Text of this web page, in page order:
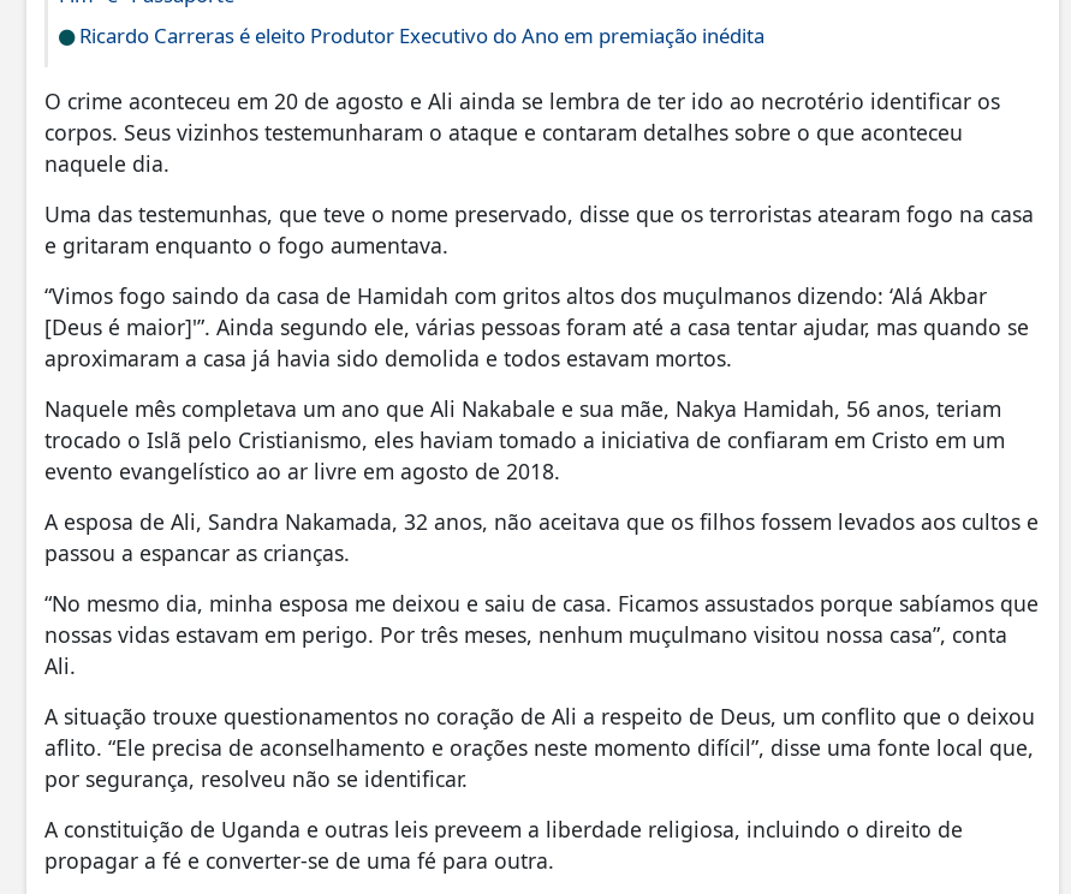
Ricardo Carreras é eleito Produtor Executivo do Ano em premiação inédita
O crime aconteceu em 20 de agosto e Ali ainda se lembra de ter ido ao necrotério identificar os
corpos. Seus vizinhos testemunharam o ataque e contaram detalhes sobre o que aconteceu
naquele dia.
Uma das testemunhas, que teve o nome preservado, disse que os terroristas atearam fogo na casa
e gritaram enquanto o fogo aumentava.
“Vimos fogo saindo da casa de Hamidah com gritos altos dos muçulmanos dizendo: ‘Alá Akbar
[Deus é maior]'”. Ainda segundo ele, várias pessoas foram até a casa tentar ajudar, mas quando se
aproximaram a casa já havia sido demolida e todos estavam mortos.
Naquele mês completava um ano que Ali Nakabale e sua mãe, Nakya Hamidah, 56 anos, teriam
trocado o Islã pelo Cristianismo, eles haviam tomado a iniciativa de confiaram em Cristo em um
evento evangelístico ao ar livre em agosto de 2018.
A esposa de Ali, Sandra Nakamada, 32 anos, não aceitava que os filhos fossem levados aos cultos e
passou a espancar as crianças.
“No mesmo dia, minha esposa me deixou e saiu de casa. Ficamos assustados porque sabíamos que
nossas vidas estavam em perigo. Por três meses, nenhum muçulmano visitou nossa casa”, conta
Ali.
A situação trouxe questionamentos no coração de Ali a respeito de Deus, um conflito que o deixou
aflito. “Ele precisa de aconselhamento e orações neste momento difícil”, disse uma fonte local que,
por segurança, resolveu não se identificar.
A constituição de Uganda e outras leis preveem a liberdade religiosa, incluindo o direito de
propagar a fé e converter-se de uma fé para outra.